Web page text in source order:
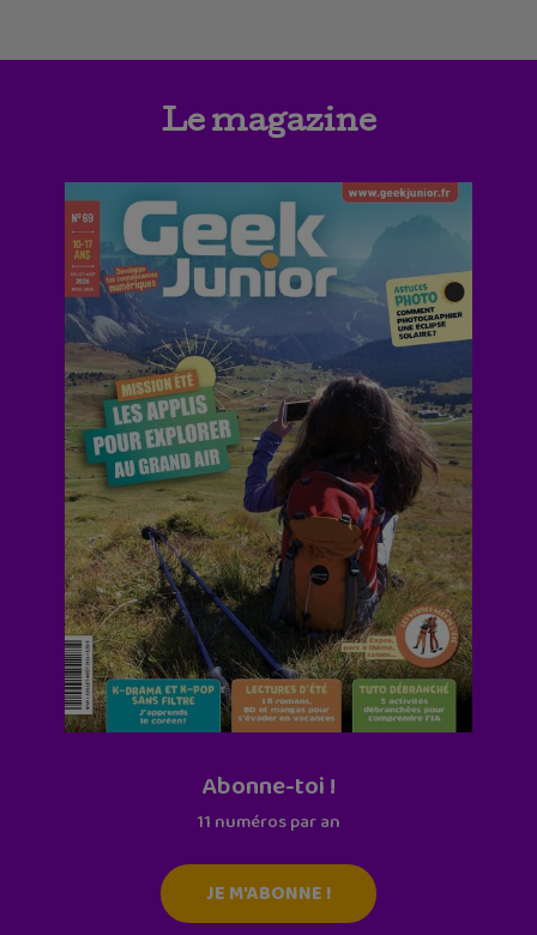
Le magazine
Abonne-toi !
11 numéros par an
JE M'ABONNE !